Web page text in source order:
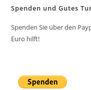
Spenden und Gutes
Spenden Sie über den
Euro hilft!